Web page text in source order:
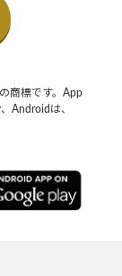
商標です。App
Androidは、